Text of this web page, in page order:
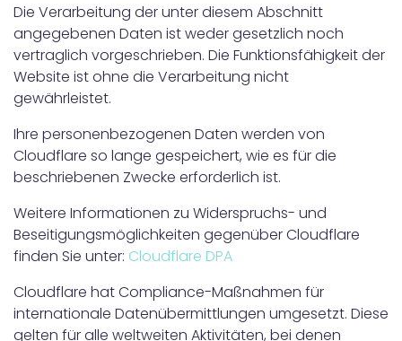
Die Verarbeitung der unter diesem Abschnitt
angegebenen Daten ist weder gesetzlich noch
vertraglich vorgeschrieben. Die Funktionsfähigkeit der
Website ist ohne die Verarbeitung nicht
gewährleistet.
Ihre personenbezogenen Daten werden von
Cloudflare so lange gespeichert, wie es für die
beschriebenen Zwecke erforderlich ist.
Weitere Informationen zu Widerspruchs- und
Beseitigungsmöglichkeiten gegenüber Cloudflare
finden Sie unter: Cloudflare DPA
Cloudflare hat Compliance-Maßnahmen für
internationale Datenübermittlungen umgesetzt. Diese
gelten für alle weltweiten Aktivitäten, bei denen